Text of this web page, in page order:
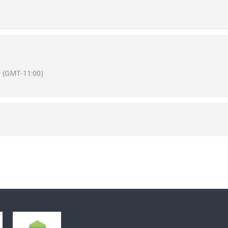
(GMT-11:00)